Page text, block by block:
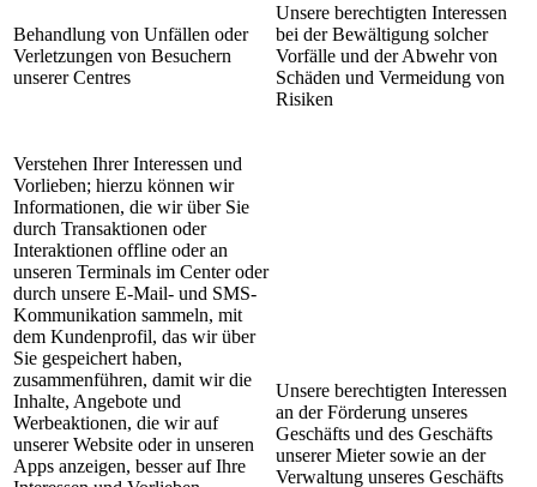
Behandlung von Unfällen oder
Verletzungen von Besuchern
unserer Centres
Unsere berechtigten Interessen
bei der Bewältigung solcher
Vorfälle und der Abwehr von
Schäden und Vermeidung von
Risiken
Verstehen Ihrer Interessen und
Vorlieben; hierzu können wir
Informationen, die wir über Sie
durch Transaktionen oder
Interaktionen offline oder an
unseren Terminals im Center oder
durch unsere E-Mail- und SMS-
Kommunikation sammeln, mit
dem Kundenprofil, das wir über
Sie gespeichert haben,
zusammenführen, damit wir die
Inhalte, Angebote und
Werbeaktionen, die wir auf
unserer Website oder in unseren
Apps anzeigen, besser auf Ihre
Unsere berechtigten Interessen
an der Förderung unseres
Geschäfts und des Geschäfts
unserer Mieter sowie an der
Verwaltung unseres Geschäfts